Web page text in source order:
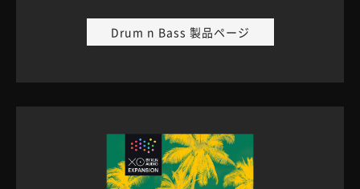
Drum n Bass 製品ページ